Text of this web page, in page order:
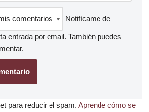
Notifícame de
entrada por email. También puedes
para reducir el spam. Aprende cómo se